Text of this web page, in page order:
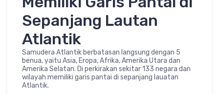
Sepanjang Lautan
Atlantik
Samudera Atlantik berbatasan langsung dengan 5
benua, yaitu Asia, Eropa, Afrika, Amerika Utara dan
Amerika Selatan. Di perkirakan sekitar 133 negara dan
wilayah memiliki garis pantai di sepanjang lauatan
Atlantik.